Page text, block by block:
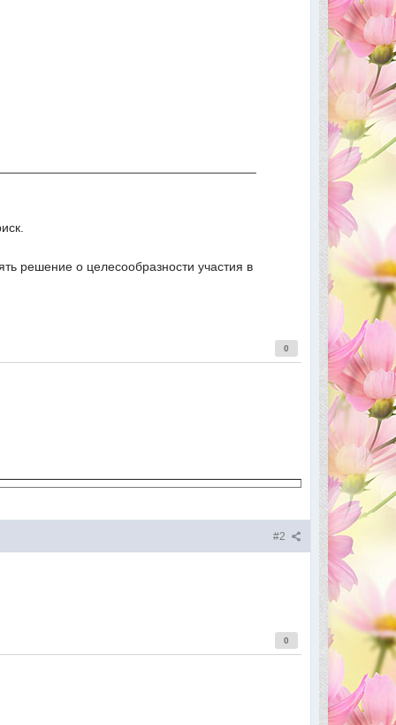
решение о целесообразности участия в
0
#2
0